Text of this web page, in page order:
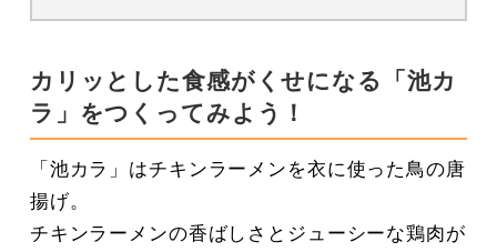
カリッとした食感がくせになる「池カ
ラ」をつくってみよう！
「池カラ」はチキンラーメンを衣に使った鳥の唐
揚げ。
チキンラーメンの香ばしさとジューシーな鶏肉が